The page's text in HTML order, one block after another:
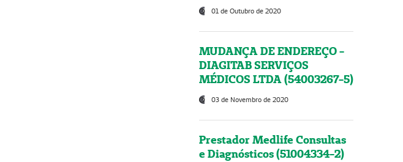
01 de Outubro de 2020
MUDANÇA DE ENDEREÇO -
DIAGITAB SERVIÇOS
MÉDICOS LTDA (54003267-5)
03 de Novembro de 2020
Prestador Medlife Consultas
e Diagnósticos (51004334-2)